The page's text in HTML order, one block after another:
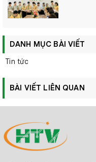
DANH MỤC BÀI VIẾT
Tin tức
BÀI VIẾT LIÊN QUAN